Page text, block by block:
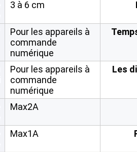
3 à 6 cm
Pour les appareils à
commande
numérique
Pour les appareils à
commande
numérique
Les
Max2A
Max1A